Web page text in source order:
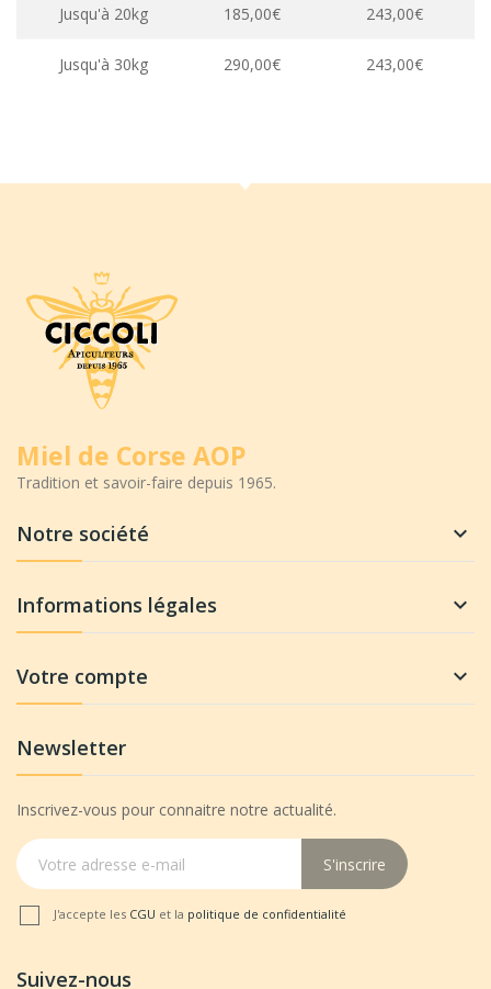
Jusqu'à 20kg 185,00€ 243,00€
Jusqu'à 30kg 290,00€ 243,00€
Miel de Corse AOP
Tradition et savoir-faire depuis 1965.
Notre société 
Informations légales 
Votre compte 
Newsletter
Inscrivez-vous pour connaitre notre actualité.
S'inscrire
J'accepte les CGU et la politique de confidentialité
Suivez-nous